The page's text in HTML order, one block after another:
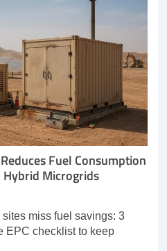
Fuel Consumption
Hybrid Microgrids
miss fuel savings: 3
EPC checklist to keep